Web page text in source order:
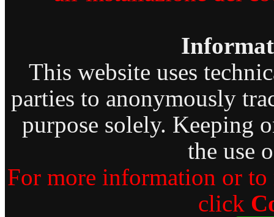
This website uses
parties to anonymously
purpose solely. Keeping
the use
For more information or
click